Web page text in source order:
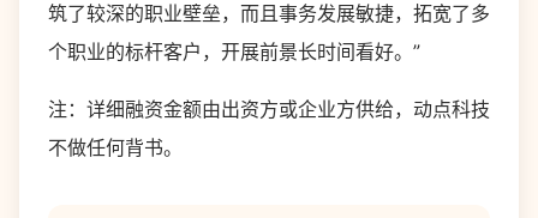
筑了较深的职业壁垒，而且事务发展敏捷，拓宽了多
个职业的标杆客户，开展前景长时间看好。”
注：详细融资金额由出资方或企业方供给，动点科技
不做任何背书。